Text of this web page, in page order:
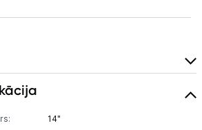
14"